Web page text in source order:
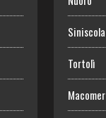
Siniscola
Tortolì
Macomer